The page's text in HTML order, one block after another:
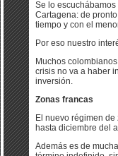
Se lo
Cartagena: de
tiempo y con el
Por eso nuestro
Muchos
crisis no va a haber
inversión.
Zonas francas
El nuevo régimen
hasta diciembre del
Además es de